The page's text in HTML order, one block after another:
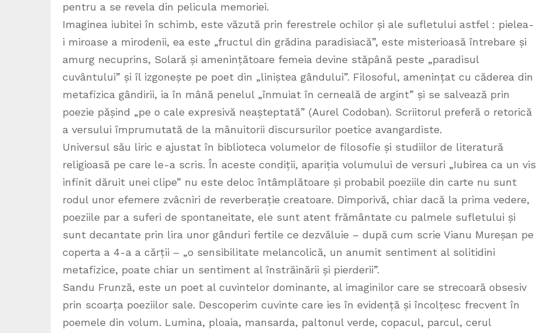
pentru a se revela din pelicula memoriei.
Imaginea iubitei în schimb, este văzută prin ferestrele ochilor și ale sufletului astfel : pielea-
i miroase a mirodenii, ea este „fructul din grădina paradisiacă”, este misterioasă întrebare și
amurg necuprins, Solară și amenințătoare femeia devine stăpână peste „paradisul
cuvântului” și îl izgonește pe poet din „liniștea gândului”. Filosoful, amenințat cu căderea din
metafizica gândirii, ia în mână penelul „înmuiat în cerneală de argint” și se salvează prin
poezie pășind „pe o cale expresivă neașteptată” (Aurel Codoban). Scriitorul preferă o retorică
a versului împrumutată de la mânuitorii discursurilor poetice avangardiste.
Universul său liric e ajustat în biblioteca volumelor de filosofie și studiilor de literatură
religioasă pe care le-a scris. În aceste condiții, apariția volumului de versuri „Iubirea ca un vis
infinit dăruit unei clipe” nu este deloc întâmplătoare și probabil poeziile din carte nu sunt
rodul unor efemere zvâcniri de reverberație creatoare. Dimporivă, chiar dacă la prima vedere,
poeziile par a suferi de spontaneitate, ele sunt atent frământate cu palmele sufletului și
sunt decantate prin lira unor gânduri fertile ce dezvăluie – după cum scrie Vianu Mureșan pe
coperta a 4-a a cărții – „o sensibilitate melancolică, un anumit sentiment al solitidini
metafizice, poate chiar un sentiment al înstrăinării și pierderii”.
Sandu Frunză, este un poet al cuvintelor dominante, al imaginilor care se strecoară obsesiv
prin scoarța poeziilor sale. Descoperim cuvinte care ies în evidență și încolțesc frecvent în
poemele din volum. Lumina, ploaia, mansarda, paltonul verde, copacul, parcul, cerul